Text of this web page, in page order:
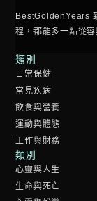
BestGoldenYears
程，都能多一點從容
類別
日常保健
常見疾病
飲食與營養
運動與體態
工作與財務
類別
心靈與人生
生命與死亡